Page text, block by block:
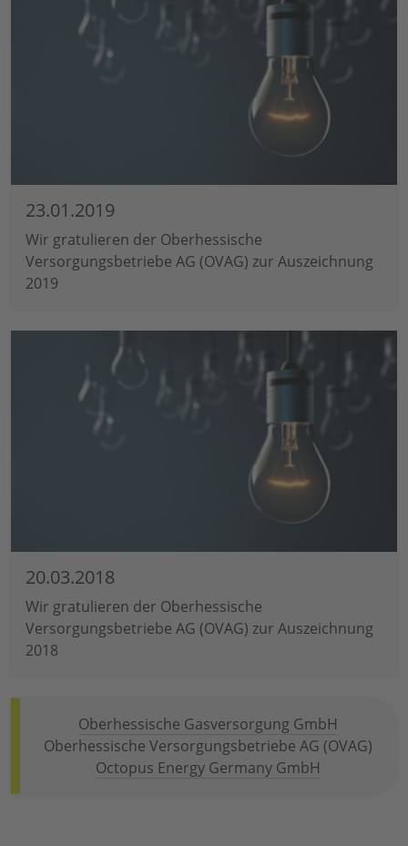
23.01.2019
Wir gratulieren der Oberhessische
Versorgungsbetriebe AG (OVAG) zur Auszeichnung
2019
20.03.2018
Wir gratulieren der Oberhessische
Versorgungsbetriebe AG (OVAG) zur Auszeichnung
2018
Oberhessische Gasversorgung GmbH
Oberhessische Versorgungsbetriebe AG (OVAG)
Octopus Energy Germany GmbH